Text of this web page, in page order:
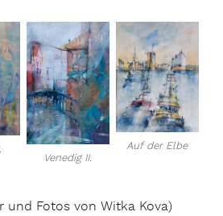
Venedig II.
Auf der Elbe
und Fotos von Witka Kova)